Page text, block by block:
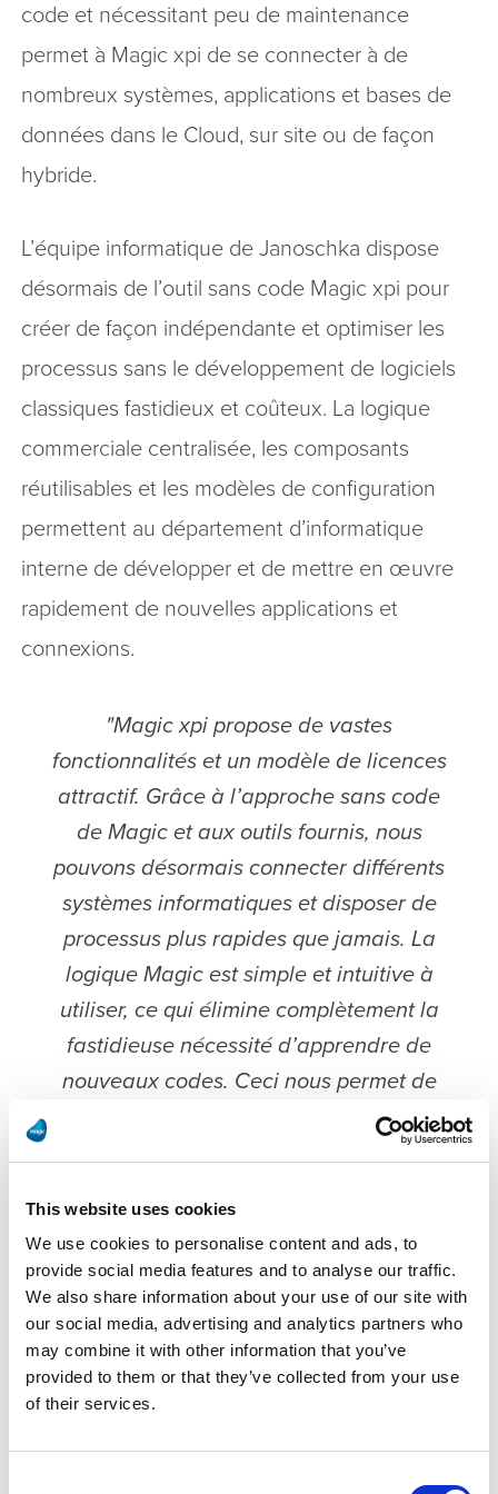
This website uses cookies
We use cookies to personalise content and ads, to
provide social media features and to analyse our traffic.
We also share information about your use of our site with
our social media, advertising and analytics partners who
may combine it with other information that you’ve
provided to them or that they’ve collected from your use
of their services.
code et nécessitant peu de maintenance
permet à Magic xpi de se connecter à de
nombreux systèmes, applications et bases de
données dans le Cloud, sur site ou de façon
hybride.
L’équipe informatique de Janoschka dispose
désormais de l’outil sans code Magic xpi pour
créer de façon indépendante et optimiser les
processus sans le développement de logiciels
classiques fastidieux et coûteux. La logique
commerciale centralisée, les composants
réutilisables et les modèles de configuration
permettent au département d’informatique
interne de développer et de mettre en œuvre
rapidement de nouvelles applications et
connexions.
"Magic xpi propose de vastes
fonctionnalités et un modèle de licences
attractif. Grâce à l’approche sans code
de Magic et aux outils fournis, nous
pouvons désormais connecter différents
systèmes informatiques et disposer de
processus plus rapides que jamais. La
logique Magic est simple et intuitive à
utiliser, ce qui élimine complètement la
fastidieuse nécessité d’apprendre de
nouveaux codes. Ceci nous permet de
gagner un temps précieux qui est
désormais consacré à de nouveaux
Ingo Gerber
Ingénieur système senior, chef de projet
responsable chez Janoschka Deutschland GmbH